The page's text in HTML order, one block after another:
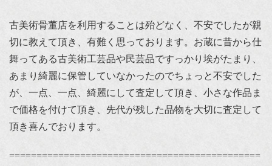
古美術骨董店を利用することは殆どなく、不安でしたが親
切に教えて頂き、有難く思っております。お蔵に昔から仕
舞ってある古美術工芸品や民芸品ですっかり埃がたまり、
あまり綺麗に保管していなかったのでちょっと不安でした
が、一点、一点、綺麗にして査定して頂き、小さな作品ま
で価格を付けて頂き、先代が残した品物を大切に査定して
頂き喜んでおります。
==============================================